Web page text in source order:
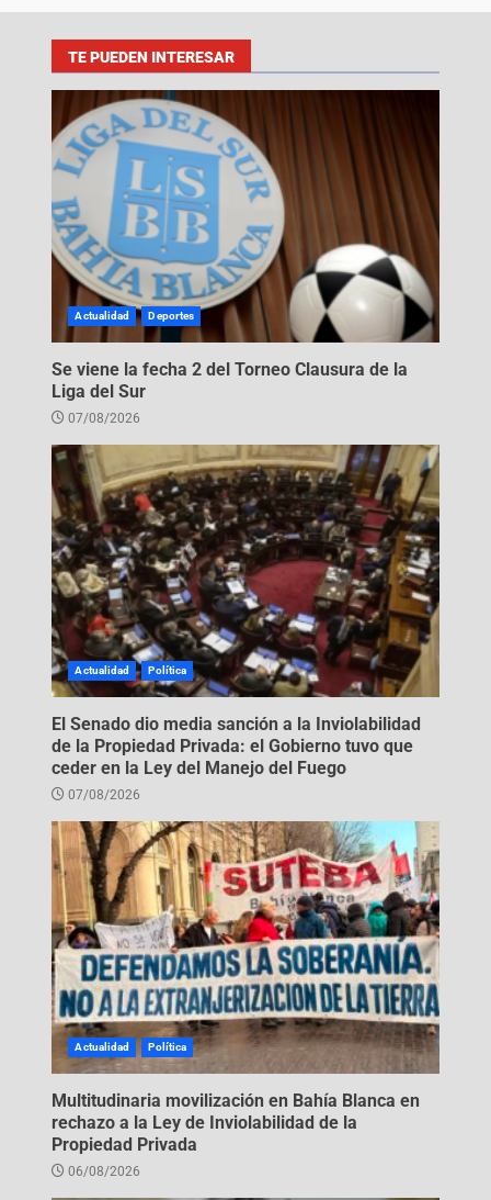
TE PUEDEN INTERESAR
Actualidad Deportes
Se viene la fecha 2 del Torneo Clausura de la
Liga del Sur
07/08/2026
Actualidad Política
El Senado dio media sanción a la Inviolabilidad
de la Propiedad Privada: el Gobierno tuvo que
ceder en la Ley del Manejo del Fuego
07/08/2026
Actualidad Política
Multitudinaria movilización en Bahía Blanca en
rechazo a la Ley de Inviolabilidad de la
Propiedad Privada
06/08/2026